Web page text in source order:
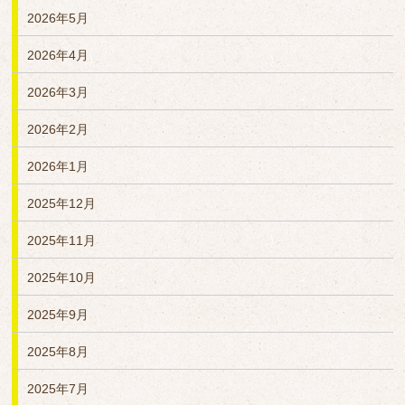
2026年5月
2026年4月
2026年3月
2026年2月
2026年1月
2025年12月
2025年11月
2025年10月
2025年9月
2025年8月
2025年7月